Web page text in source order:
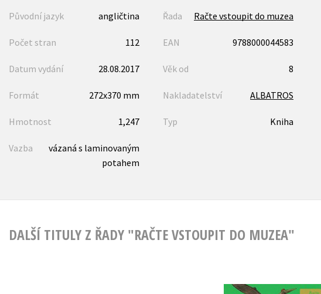
Původní jazyk angličtina Řada Račte vstoupit do muzea
Počet stran 112 EAN 9788000044583
Datum vydání 28.08.2017 Věk od 8
Formát 272x370 mm Nakladatelství ALBATROS
Hmotnost 1,247 Typ Kniha
Vazba
vázaná s laminovaným
potahem
DALŠÍ TITULY Z ŘADY "RAČTE VSTOUPIT DO MUZEA"